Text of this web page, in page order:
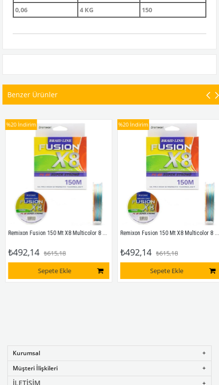
0,06
4 KG 150
Benzer Ürünler
Remixon Fusion 150 Mt X8 Multicolor 8 Kat İp Misina # 0,13 Mm
₺492,14
₺615,18
Sepete Ekle
%20 İndirim
Remixon Fusion 150 Mt X8 Multicolor 8 Kat İp Misina # 0,16 Mm
₺492,14
₺615,18
Sepete Ekle
%20 İndirim
Kurumsal
Müşteri İlişkileri
İLETİŞİM